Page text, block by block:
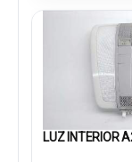
LUZ INTERIOR